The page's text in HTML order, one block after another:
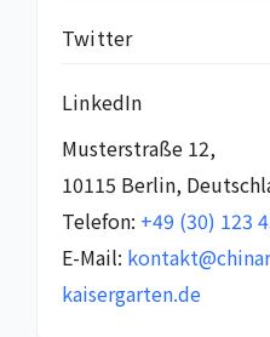
Twitter
LinkedIn
Musterstraße 12,
10115 Berlin,
Telefon: +49 (30) 123
E-Mail:
kaisergarten.de